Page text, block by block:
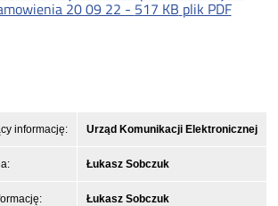
20 09 22 - 517 KB plik PDF
informację: Urząd Komunikacji Elektronicznej
Łukasz Sobczuk
Łukasz Sobczuk